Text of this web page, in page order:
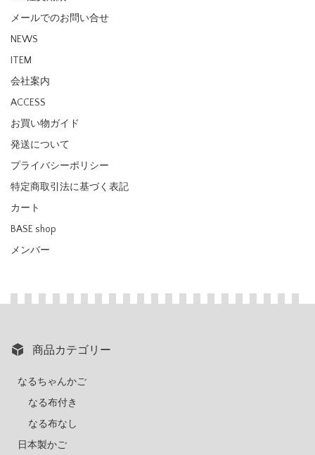
メールでのお問い合せ
NEWS
ITEM
会社案内
ACCESS
お買い物ガイド
発送について
プライバシーポリシー
特定商取引法に基づく表記
カート
BASE shop
メンバー
商品カテゴリー
なるちゃんかご
なる布付き
なる布なし
日本製かご